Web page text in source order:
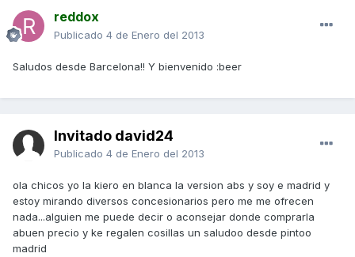
reddox
Publicado 4 de Enero del 2013
Saludos desde Barcelona!! Y bienvenido :beer
Invitado david24
Publicado 4 de Enero del 2013
ola chicos yo la kiero en blanca la version abs y soy e madrid y
estoy mirando diversos concesionarios pero me me ofrecen
nada...alguien me puede decir o aconsejar donde comprarla
abuen precio y ke regalen cosillas un saludoo desde pintoo
madrid